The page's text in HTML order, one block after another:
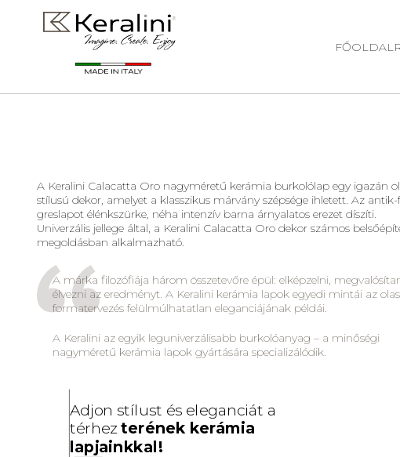
FŐOLDAL
A Keralini Calacatta Oro nagyméretű kerámia burkolólap egy igazán
stílusú dekor, amelyet a klasszikus márvány szépsége ihletett. Az antik-
greslapot élénkszürke, néha intenzív barna árnyalatos erezet díszíti.
Univerzális jellege által, a Keralini Calacatta Oro dekor számos
megoldásban alkalmazható.
A márka filozófiája három összetevőre épül: elképzelni,
élvezni az eredményt. A Keralini kerámia lapok egyedi mintái az
formatervezés felülmúlhatatlan eleganciájának példái.
A Keralini az egyik leguniverzálisabb burkolóanyag – a minőségi
nagyméretű kerámia lapok gyártására specializálódik.
Adjon stílust és eleganciát a
térhezterének kerámia
lapjainkkal!